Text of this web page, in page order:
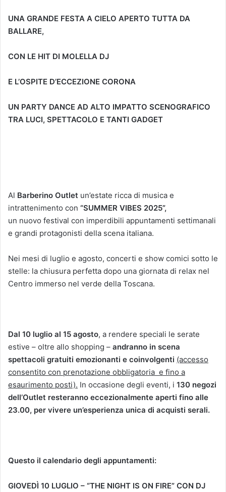
UNA GRANDE FESTA A CIELO APERTO TUTTA DA
BALLARE,
CON LE HIT DI MOLELLA DJ
E L’OSPITE D’ECCEZIONE CORONA
UN PARTY DANCE AD ALTO IMPATTO SCENOGRAFICO
TRA LUCI, SPETTACOLO E TANTI GADGET
Al Barberino Outlet un’estate ricca di musica e
intrattenimento con “SUMMER VIBES 2025”,
un nuovo festival con imperdibili appuntamenti settimanali
e grandi protagonisti della scena italiana.
Nei mesi di luglio e agosto, concerti e show comici sotto le
stelle: la chiusura perfetta dopo una giornata di relax nel
Centro immerso nel verde della Toscana.
Dal 10 luglio al 15 agosto, a rendere speciali le serate
estive – oltre allo shopping – andranno in scena
spettacoli gratuiti emozionanti e coinvolgenti (accesso
consentito con prenotazione obbligatoria e fino a
esaurimento posti). In occasione degli eventi, i 130 negozi
dell’Outlet resteranno eccezionalmente aperti fino alle
23.00, per vivere un’esperienza unica di acquisti serali.
Questo il calendario degli appuntamenti:
GIOVEDÌ 10 LUGLIO – “THE NIGHT IS ON FIRE” CON DJ